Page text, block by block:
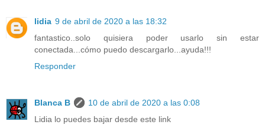
lidia 9 de abril de 2020 a las 18:32
fantastico..solo quisiera poder usarlo sin estar
conectada...cómo puedo descargarlo...ayuda!!!
Responder
Blanca B
10 de abril de 2020 a las 0:08
Lidia lo puedes bajar desde este link